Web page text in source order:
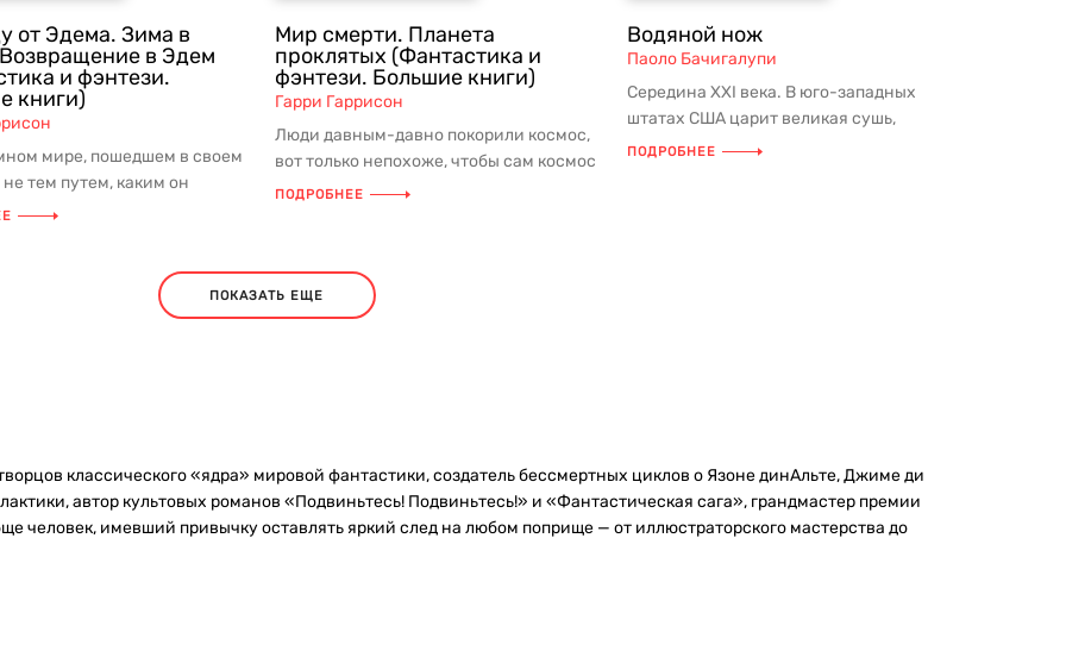
от Эдема. Зима в
в Эдем
и фэнтези.
книги)
мире, пошедшем в своем
тем путем, каким он
сих пор. Глобальная ...
Мир смерти. Планета
проклятых (Фантастика и
фэнтези. Большие книги)
Гарри Гаррисон
Люди давным-давно покорили космос,
вот только непохоже, чтобы сам космос
считал себя покоренным. Он ...
ПОДРОБНЕЕ
Водяной нож
Паоло Бачигалупи
Середина XXI века. В юго-западных
штатах США царит великая сушь,
стремительно сокращаются запасы
ПОДРОБНЕЕ
ПОКАЗАТЬ ЕЩЕ
классического «ядра» мировой фантастики, создатель бессмертных циклов о Язоне динАльте, Джиме ди
автор культовых романов «Подвиньтесь! Подвиньтесь!» и «Фантастическая сага», грандмастер премии
человек, имевший привычку оставлять яркий след на любом поприще — от иллюстраторского мастерства до